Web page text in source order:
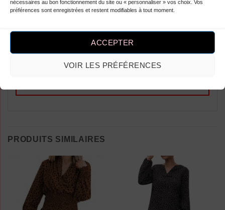
nécessaires au bon fonctionnement du site ou « personnaliser » vos choix. Vos
préférences sont enregistrées et restent modifiables à tout moment.
ACCEPTER
VOIR LES PRÉFÉRENCES
sur “Robe Patineuse Manches
Vous devez êtreconnectépour publier
PRODUITS SIMILAIRES